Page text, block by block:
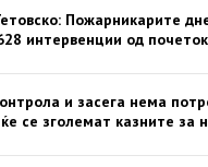
Пожарникарите
интервенции од
и засега нема
се зголемат казните за